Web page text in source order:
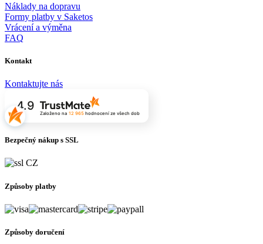
Náklady na dopravu
Formy platby v Saketos
Vrácení a výměna
FAQ
Kontakt
Kontaktujte nás
4.9
Založeno na 12 965hodnocení ze všech dob
Bezpečný nákup s SSL
Způsoby platby
Způsoby doručení